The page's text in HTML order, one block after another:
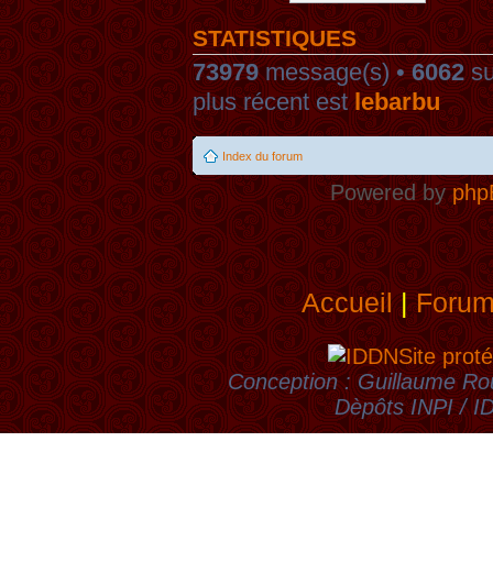
STATISTIQUES
73979message(s) •6062
plus récent estlebarbu
Index du forum
Powered by
Accueil|
Site
Conception : Guillaume
Dèpôts INPI /